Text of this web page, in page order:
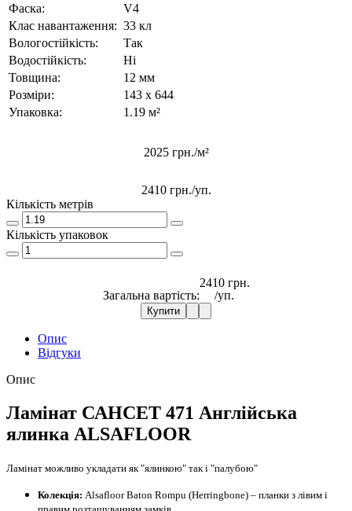
Фаска:
V4
Клас навантаження: 33 кл
Вологостійкість:
Так
Водостійкість:
Ні
Товщина:
12 мм
Розміри:
143 x 644
Упаковка:
1.19 м²
2025 грн./м²
2410 грн./уп.
Кількість метрів
Кількість упаковок
Загальна вартість:
2410 грн.
/уп.
Купити
Опис
Відгуки
Опис
Ламінат САНСЕТ 471 Англійська
ялинка ALSAFLOOR
Ламінат можливо укладати як "ялинкою" так і "палубою"
Колекція: Alsafloor Baton Rompu (Herringbone) – планки з лівим і